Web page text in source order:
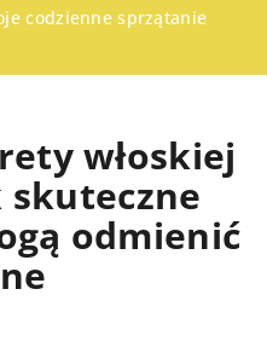
codzienne sprzątanie
włoskiej
skuteczne
odmienić